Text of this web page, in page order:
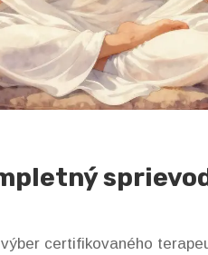
certifikovaného